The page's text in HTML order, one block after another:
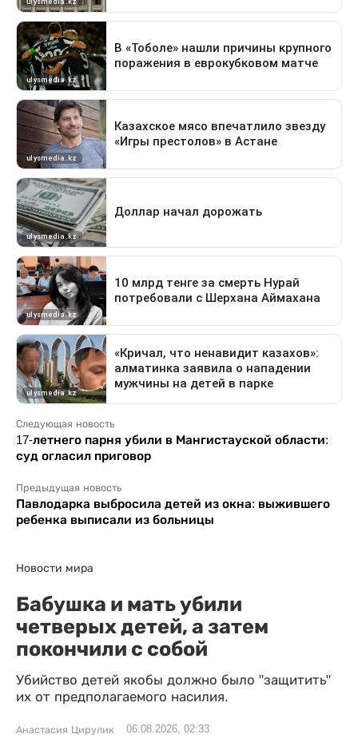
Следующая новость
17-летнего парня убили в Мангистауской области:
суд огласил приговор
Предыдущая новость
Павлодарка выбросила детей из окна: выжившего
ребенка выписали из больницы
Новости мира
Бабушка и мать убили
четверых детей, а затем
покончили с собой
Убийство детей якобы должно было "защитить"
их от предполагаемого насилия.
Анастасия Цирулик 06.08.2026, 02:33